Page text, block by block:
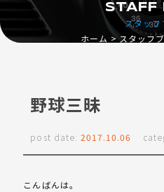
スタッフ
STAFF
ホーム スタッフ
野球三昧
post date: 2017.10.06
こんばんは。